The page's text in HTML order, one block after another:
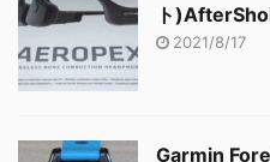
ト
2021/8/17
Garmin